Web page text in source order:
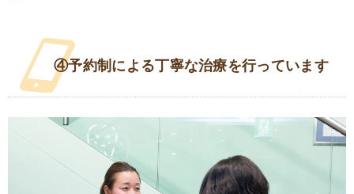
④予約制による丁寧な治療を行っています